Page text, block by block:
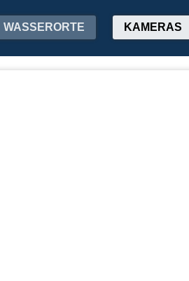
WASSERORTE KAMERAS